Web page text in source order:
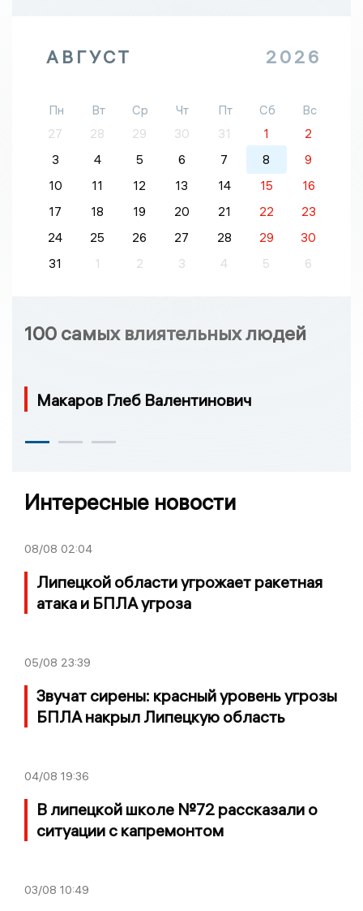
АВГУСТ 2026
Пн Вт Ср Чт Пт Сб
Вс
27
28 29 30 31 1
2
3
4 5 6 7 8
9
10
11 12 13 14 15
16
17
18 19 20 21 22
23
24
25 26 27 28 29
30
31
1 2 3 4 5 6
100 самых влиятельных людей
Макаров Глеб Валентинович
Интересные новости
08/08 02:04
Липецкой области угрожает ракетная
атака и БПЛА угроза
05/08 23:39
Звучат сирены: красный уровень угрозы
БПЛА накрыл Липецкую область
04/08 19:36
В липецкой школе №72 рассказали о
ситуации с капремонтом
03/08 10:49